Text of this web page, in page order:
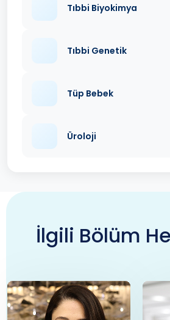
Tıbbi Biyokimya
Tıbbi Genetik
Tüp Bebek
Üroloji
İlgili Bölüm